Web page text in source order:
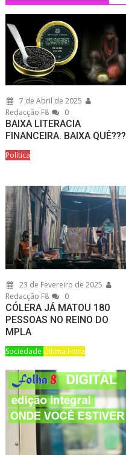
7 de Abril de 2025
Redacção F8
0
BAIXA LITERACIA
FINANCEIRA. BAIXA QUÊ???
Política
23 de Fevereiro de 2025
Redacção F8
0
CÓLERA JÁ MATOU 180
PESSOAS NO REINO DO
MPLA
SociedadeÚltima Hora